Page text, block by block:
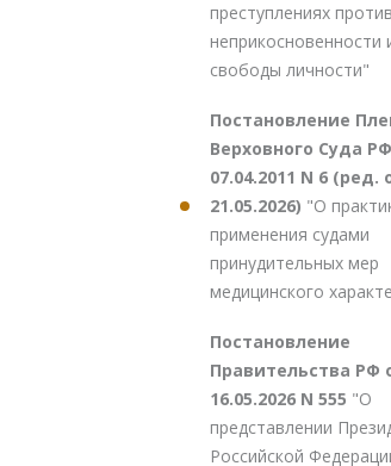
преступлениях
неприкосновенности
свободы личности"
Постановление
Верховного Суда
07.04.2011 N 6 (ред.
21.05.2026) "О
применения судами
принудительных мер
медицинского
Постановление
Правительства РФ
16.05.2026 N 555 "О
представлении
Российской